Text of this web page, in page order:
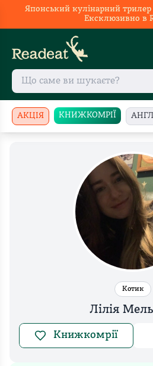
Японський кулінарний трилер
Ексклюзивно в
АКЦІЯ КНИЖКОМРІЇ
Котик
Лілія
Книжкомрії